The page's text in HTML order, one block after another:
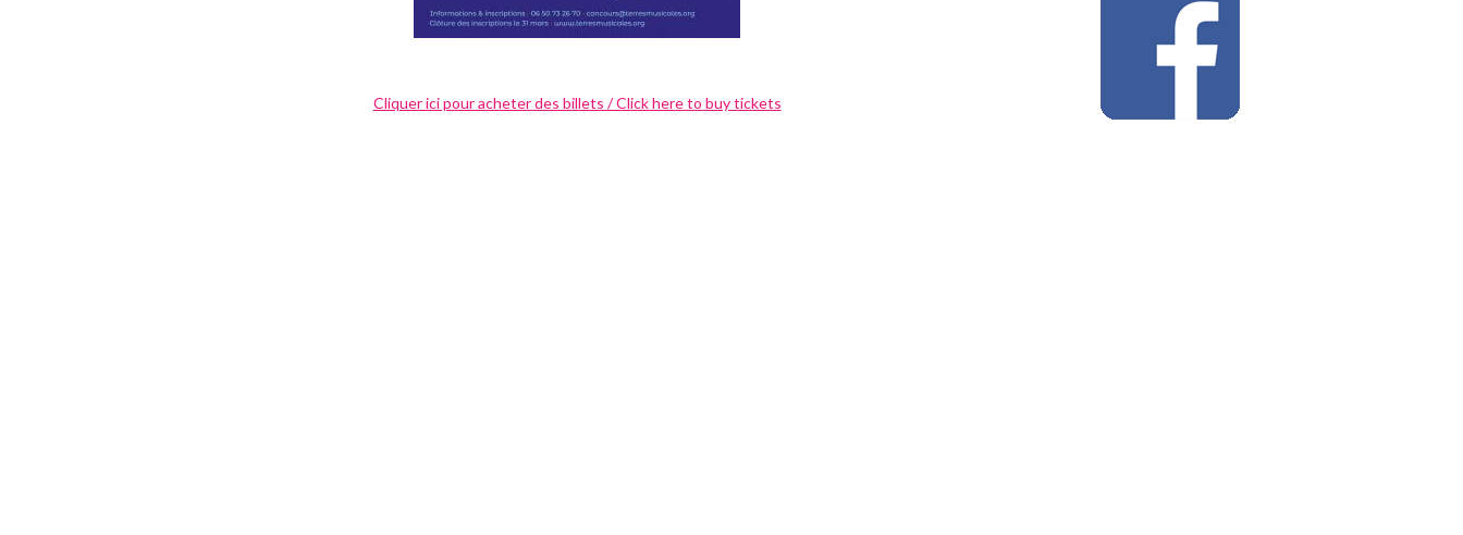
Cliquer ici pour acheter des billets / Click here to buy tickets